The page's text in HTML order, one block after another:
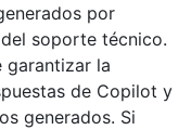
por
soporte técnico.
garantizar la
de Copilot y
generados. Si